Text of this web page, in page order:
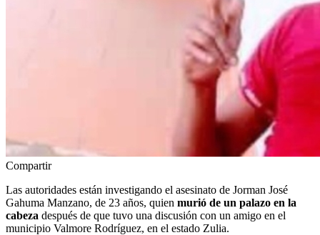
Compartir
Las autoridades están investigando el asesinato de Jorman José
Gahuma Manzano, de 23 años, quien murió de un palazo en la
cabeza después de que tuvo una discusión con un amigo en el
municipio Valmore Rodríguez, en el estado Zulia.